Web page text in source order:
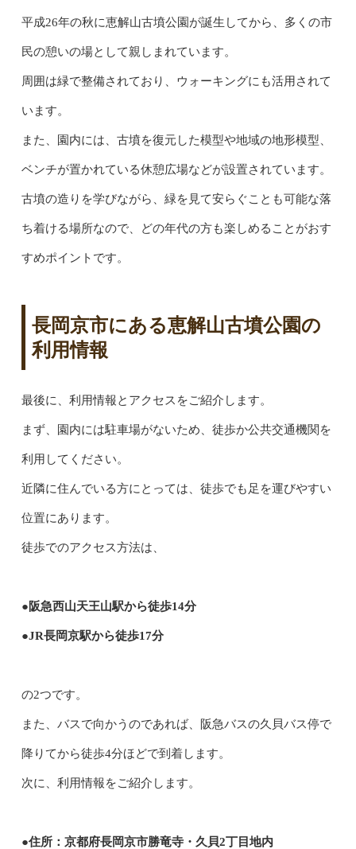
平成26年の秋に恵解山古墳公園が誕生してから、多くの市
民の憩いの場として親しまれています。
周囲は緑で整備されており、ウォーキングにも活用されて
います。
また、園内には、古墳を復元した模型や地域の地形模型、
ベンチが置かれている休憩広場などが設置されています。
古墳の造りを学びながら、緑を見て安らぐことも可能な落
ち着ける場所なので、どの年代の方も楽しめることがおす
すめポイントです。
長岡京市にある恵解山古墳公園の
利用情報
最後に、利用情報とアクセスをご紹介します。
まず、園内には駐車場がないため、徒歩か公共交通機関を
利用してください。
近隣に住んでいる方にとっては、徒歩でも足を運びやすい
位置にあります。
徒歩でのアクセス方法は、
●阪急西山天王山駅から徒歩14分
●JR長岡京駅から徒歩17分
の2つです。
また、バスで向かうのであれば、阪急バスの久貝バス停で
降りてから徒歩4分ほどで到着します。
次に、利用情報をご紹介します。
●住所：京都府長岡京市勝竜寺・久貝2丁目地内